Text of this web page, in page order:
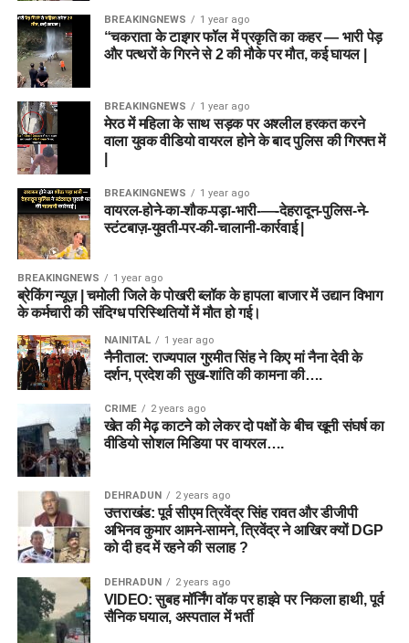
BREAKINGNEWS 1 year ago
“चकराता के टाइगर फॉल में प्रकृति का कहर — भारी पेड़
और पत्थरों के गिरने से 2 की मौके पर मौत, कई घायल |
BREAKINGNEWS 1 year ago
मेरठ में महिला के साथ सड़क पर अश्लील हरकत करने
वाला युवक वीडियो वायरल होने के बाद पुलिस की गिरफ्त में
BREAKINGNEWS 1 year ago
वायरल-होने-का-शौक-पड़ा-भारी-—-देहरादून-पुलिस-ने-
स्टंटबाज़-युवती-पर-की-चालानी-कार्रवाई |
BREAKINGNEWS 1 year ago
ब्रेकिंग न्यूज़ | चमोली जिले के पोखरी ब्लॉक के हापला बाजार में उद्यान विभाग
के कर्मचारी की संदिग्ध परिस्थितियों में मौत हो गई।
NAINITAL 1 year ago
नैनीताल: राज्यपाल गुरमीत सिंह ने किए मां नैना देवी के
दर्शन, प्रदेश की सुख-शांति की कामना की….
CRIME 2 years ago
खेत की मेढ़ काटने को लेकर दो पक्षों के बीच खूनी संघर्ष का
वीडियो सोशल मिडिया पर वायरल….
DEHRADUN 2 years ago
उत्तराखंड: पूर्व सीएम त्रिवेंद्र सिंह रावत और डीजीपी
अभिनव कुमार आमने-सामने, त्रिवेंद्र ने आखिर क्यों DGP
को दी हद में रहने की सलाह ?
DEHRADUN 2 years ago
VIDEO: सुबह मॉर्निंग वॉक पर हाइवे पर निकला हाथी, पूर्व
सैनिक घयाल, अस्पताल में भर्ती